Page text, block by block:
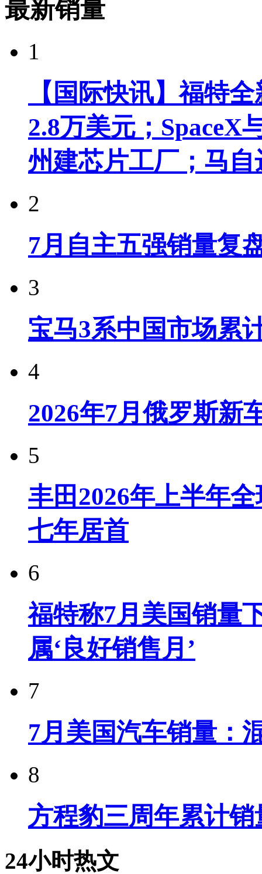
最新销量
1
【国际快讯】福特
2.8万美元；SpaceX
州建芯片工厂；马
2
7月自主五强销量复
3
宝马3系中国市场累
4
2026年7月俄罗斯新
5
丰田2026年上半年
七年居首
6
福特称7月美国销量
属‘良好销售月’
7
7月美国汽车销量：
8
方程豹三周年累计
24小时热文